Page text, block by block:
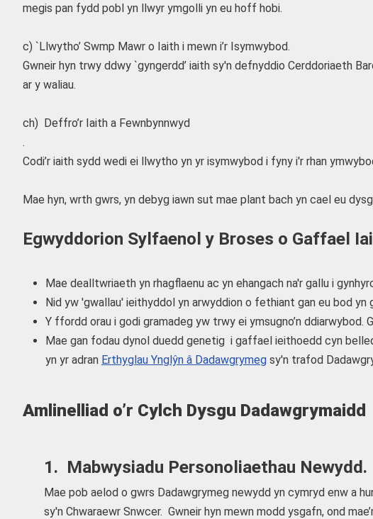
megis pan fydd pobl yn llwyr ymgolli yn eu hoff hobi.
c) `Llwytho’ Swmp Mawr o Iaith i mewn i’r Isymwybod.
Gwneir hyn trwy ddwy `gyngerdd’ iaith sy'n defnyddio Cerddoriaeth
ar y waliau.
ch) Deffro’r Iaith a Fewnbynnwyd
.
Codi’r iaith sydd wedi ei llwytho yn yr isymwybod i fyny i'r rhan
Mae hyn, wrth gwrs, yn debyg iawn sut mae plant bach yn cael eu
Egwyddorion Sylfaenol y Broses o Gaffael
Mae dealltwriaeth yn rhagflaenu ac yn ehangach na'r gallu i
Nid yw 'gwallau' ieithyddol yn arwyddion o fethiant gan eu bod
Y ffordd orau i godi gramadeg yw trwy ei ymsugno’n ddiarwybod.
Mae gan fodau dynol duedd genetig i gaffael ieithoedd cyn
yn yr adran Erthyglau Ynglŷn â Dadawgrymeg sy'n trafod
Amlinelliad o’r Cylch Dysgu Dadawgrymaidd
1. Mabwysiadu Personoliaethau Newydd.
Mae pob aelod o gwrs Dadawgrymeg newydd yn cymryd enw a
sy'n Chwaraewr Snwcer. Gwneir hyn mewn modd ysgafn, ond